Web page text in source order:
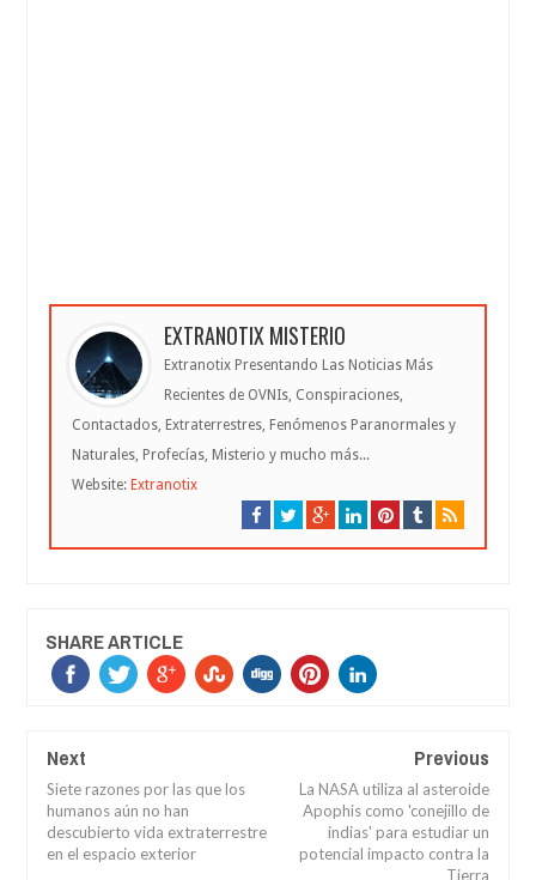
EXTRANOTIX MISTERIO
Extranotix Presentando Las Noticias Más
Recientes de OVNIs, Conspiraciones,
Contactados, Extraterrestres, Fenómenos Paranormales y
Naturales, Profecías, Misterio y mucho más...
Website: Extranotix
SHARE ARTICLE
Next
Siete razones por las que los
humanos aún no han
descubierto vida extraterrestre
en el espacio exterior
Previous
La NASA utiliza al asteroide
Apophis como 'conejillo de
indias' para estudiar un
potencial impacto contra la
Tierra